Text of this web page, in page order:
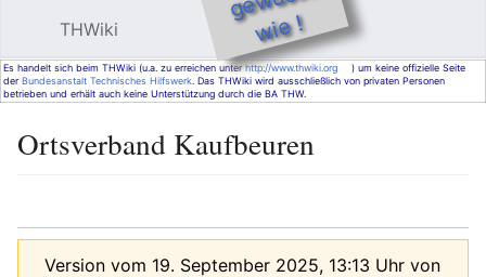
THWiki e !
Es handelt sich beim THWiki (u.a. zu erreichen unterhttp://www.thwiki.org
) um keine offizielle Seite
derBundesanstalt Technisches Hilfswerk. Das THWiki wird ausschließlich von privaten Personen
betrieben und erhält auch keine Unterstützung durch die BA THW.
Ortsverband Kaufbeuren
Version vom 19. September 2025, 13:13 Uhr von